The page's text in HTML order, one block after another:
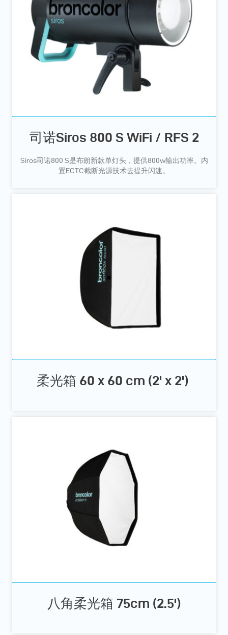
司诺Siros 800 S WiFi / RFS 2
Siros司诺800 S是布朗新款单灯头，提供800w输出功率。内
置ECTC截断光源技术去提升闪速。
柔光箱 60 x 60 cm (2' x 2')
八角柔光箱 75cm (2.5')